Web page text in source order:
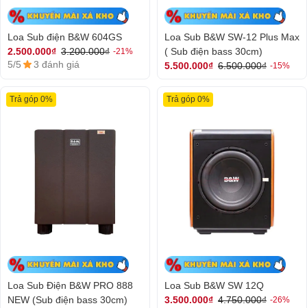
Loa Sub điện B&W 604GS
2.500.000₫ 3.200.000₫ -21%
5/5 3 đánh giá
Loa Sub B&W SW-12 Plus Max
( Sub điện bass 30cm)
5.500.000₫ 6.500.000₫ -15%
Loa Sub Điện B&W PRO 888
NEW (Sub điện bass 30cm)
Trả góp 0%
Loa Sub B&W SW 12Q
Trả góp 0%
3.500.000₫ 4.750.000₫ -26%